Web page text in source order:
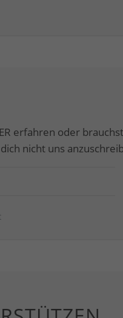
erfahren oder
nicht uns